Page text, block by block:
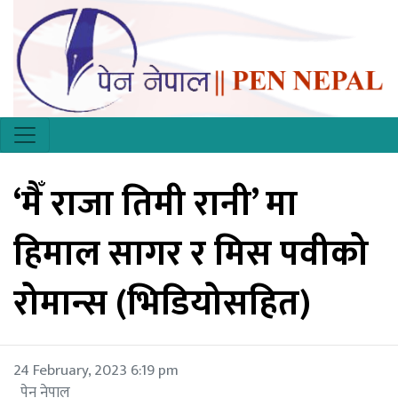
‘मैँ राजा तिमी रानी’ मा
हिमाल सागर र मिस पवीको
रोमान्स (भिडियोसहित)
24 February, 2023 6:19 pm
पेन नेपाल